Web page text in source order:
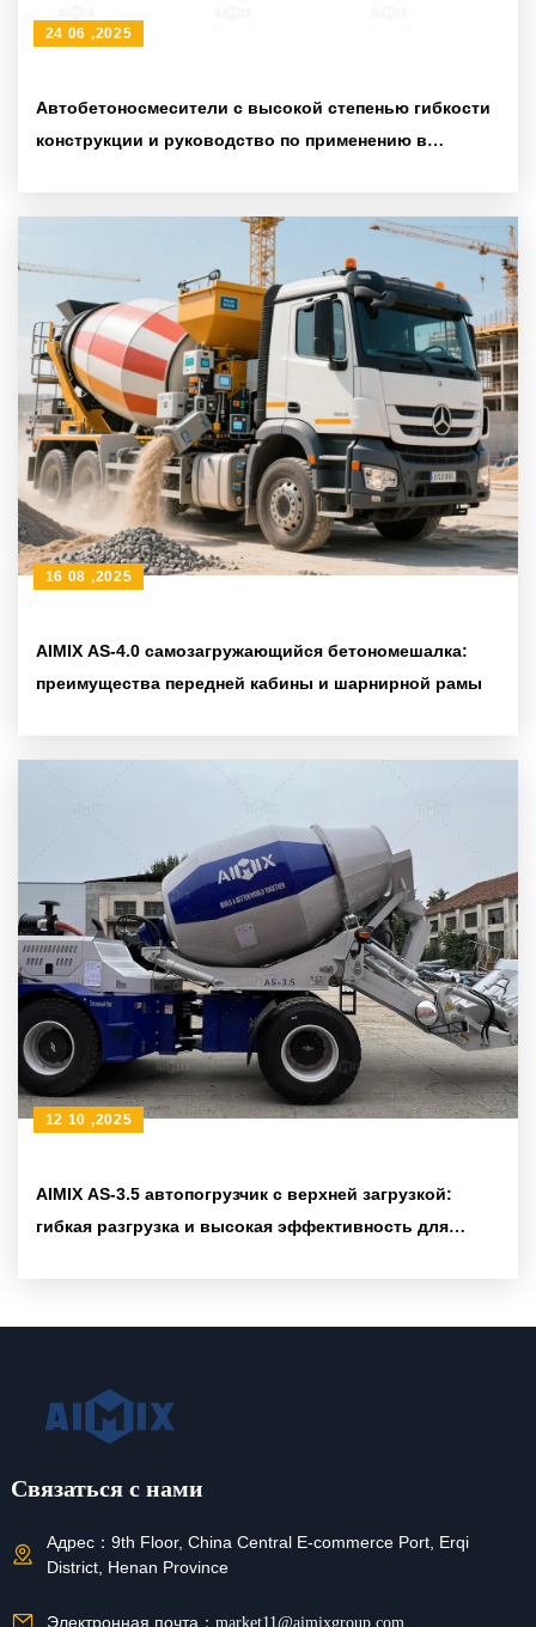
Автобетоносмесители с высокой степенью гибкости
конструкции и руководство по применению в
24 06 ,2025
AIMIX AS-4.0 самозагружающийся бетономешалка:
преимущества передней кабины и шарнирной рамы
16 08 ,2025
AIMIX AS-3.5 автопогрузчик с верхней загрузкой:
гибкая разгрузка и высокая эффективность для
12 10 ,2025
Связаться с нами
Адрес： 9th Floor, China Central E-commerce Port, Erqi
District, Henan Province
Электронная почта： market11@aimixgroup.com